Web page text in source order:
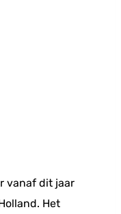
vanaf dit jaar
Het